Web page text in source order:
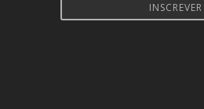
INSCREVER